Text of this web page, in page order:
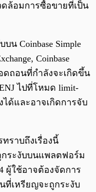
ล้อมการซื้อขายที่เป็น
น Coinbase Simple
Coinbase
ดถอนที่กำลังจะเกิดขึ้น
ไปที่โหมด limit-
ได้และอาจเกิดการจับ
ทราบถึงเรื่องนี้
กระงับบนแพลตฟอร์ม
ผู้ใช้อาจต้องจัดการ
ที่เหรียญจะถูกระงับ